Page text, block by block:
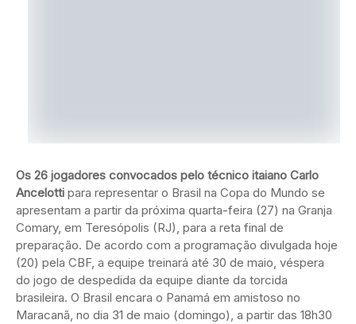
Os 26 jogadores convocados pelo técnico itaiano Carlo
Ancelotti para representar o Brasil na Copa do Mundo se
apresentam a partir da próxima quarta-feira (27) na Granja
Comary, em Teresópolis (RJ), para a reta final de
preparação. De acordo com a programação divulgada hoje
(20) pela CBF, a equipe treinará até 30 de maio, véspera
do jogo de despedida da equipe diante da torcida
brasileira. O Brasil encara o Panamá em amistoso no
Maracanã, no dia 31 de maio (domingo), a partir das 18h30